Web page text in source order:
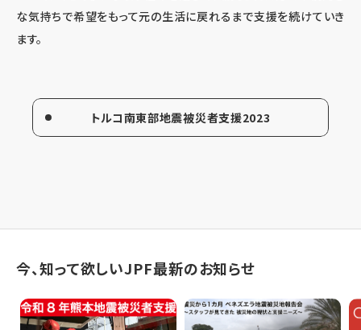
な気持ちで希望をもって元の生活に戻れるまで支援を続けていき
ます。
トルコ南東部地震被災者支援2023
今、知って欲しいJPF最新のお知らせ